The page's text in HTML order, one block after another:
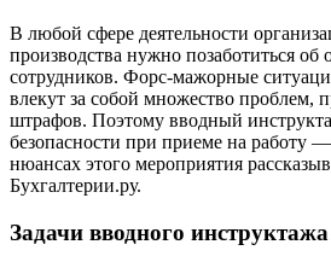
В любой сфере деятельности
производства нужно позаботиться об
сотрудников. Форс-мажорные
влекут за собой множество проблем,
штрафов. Поэтому вводный
безопасности при приеме на работу
нюансах этого мероприятия
Бухгалтерии.ру.
Задачи вводного инструктажа